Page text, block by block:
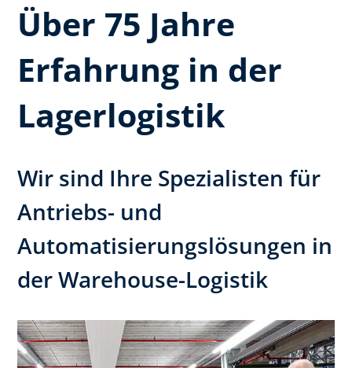
Über 75 Jahre
Erfahrung in der
Lagerlogistik
Wir sind Ihre Spezialisten für
Antriebs- und
Automatisierungslösungen in
der Warehouse-Logistik